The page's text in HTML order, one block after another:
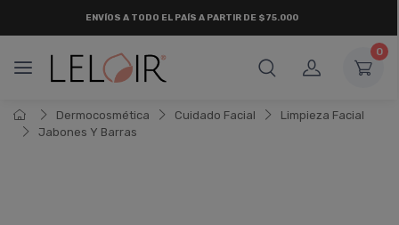
0
Dermocosmética Cuidado Facial
Limpieza Facial
Jabones Y Barras